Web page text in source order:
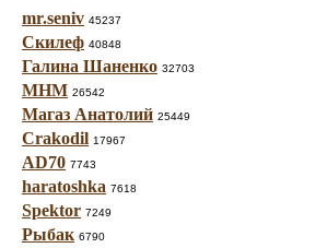
mr.seniv 45237
Скилеф 40848
Галина Шаненко 32703
МНМ 26542
Магаз Анатолий 25449
Crakodil 17967
AD70 7743
haratoshka 7618
Spektor 7249
Рыбак 6790